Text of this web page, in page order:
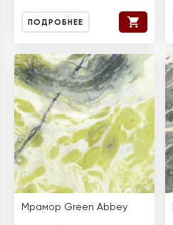
ПОДРОБНЕЕ
Мрамор Green Abbey